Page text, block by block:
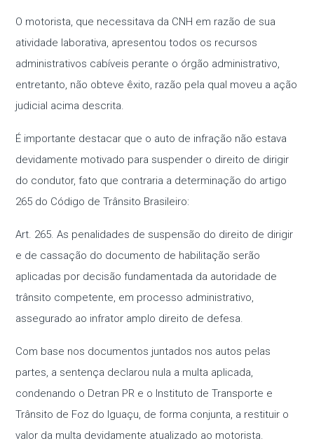
O motorista, que necessitava da CNH em razão de sua
atividade laborativa, apresentou todos os recursos
administrativos cabíveis perante o órgão administrativo,
entretanto, não obteve êxito, razão pela qual moveu a ação
judicial acima descrita.
É importante destacar que o auto de infração não estava
devidamente motivado para suspender o direito de dirigir
do condutor, fato que contraria a determinação do artigo
265 do Código de Trânsito Brasileiro:
Art. 265. As penalidades de suspensão do direito de dirigir
e de cassação do documento de habilitação serão
aplicadas por decisão fundamentada da autoridade de
trânsito competente, em processo administrativo,
assegurado ao infrator amplo direito de defesa.
Com base nos documentos juntados nos autos pelas
partes, a sentença declarou nula a multa aplicada,
condenando o Detran PR e o Instituto de Transporte e
Trânsito de Foz do Iguaçu, de forma conjunta, a restituir o
valor da multa devidamente atualizado ao motorista.